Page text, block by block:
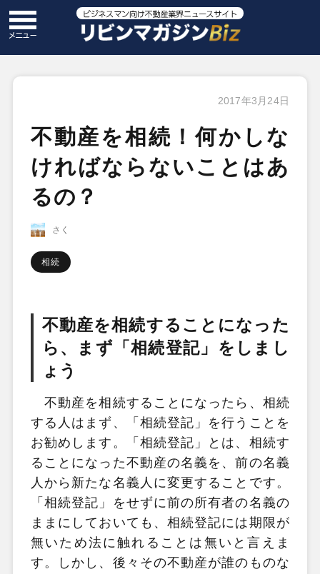
2017年3月24日
不動産を相続！何かしな
ければならないことはあ
るの？
さく
相続
不動産を相続することになった
ら、まず「相続登記」をしまし
ょう
不動産を相続することになったら、相続
する人はまず、「相続登記」を行うことを
お勧めします。「相続登記」とは、相続す
ることになった不動産の名義を、前の名義
人から新たな名義人に変更することです。
「相続登記」をせずに前の所有者の名義の
ままにしておいても、相続登記には期限が
無いため法に触れることは無いと言えま
す。しかし、後々その不動産が誰のものな